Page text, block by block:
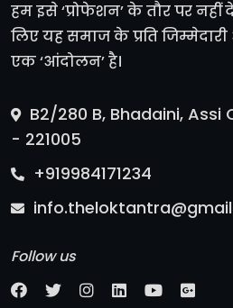
हम इसे ‘प्रोफेशन’ के तौर पर
लिए यह समाज के प्रति
एक ‘आंदोलन’ है।
B2/280 B, Bhadaini, Assi
- 221005
+919984171234
Follow us